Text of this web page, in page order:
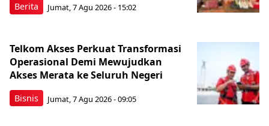
Berita Jumat, 7 Agu 2026 - 15:02
Bisnis
Telkom Akses Perkuat Transformasi
Operasional Demi Mewujudkan
Akses Merata ke Seluruh Negeri
Jumat, 7 Agu 2026 - 09:05